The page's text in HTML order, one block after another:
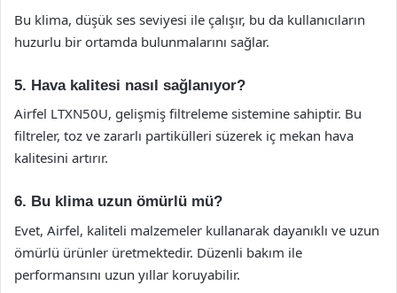
Bu klima, düşük ses seviyesi ile çalışır, bu da kullanıcıların
huzurlu bir ortamda bulunmalarını sağlar.
5. Hava kalitesi nasıl sağlanıyor?
Airfel LTXN50U, gelişmiş filtreleme sistemine sahiptir. Bu
filtreler, toz ve zararlı partikülleri süzerek iç mekan hava
kalitesini artırır.
6. Bu klima uzun ömürlü mü?
Evet, Airfel, kaliteli malzemeler kullanarak dayanıklı ve uzun
ömürlü ürünler üretmektedir. Düzenli bakım ile
performansını uzun yıllar koruyabilir.